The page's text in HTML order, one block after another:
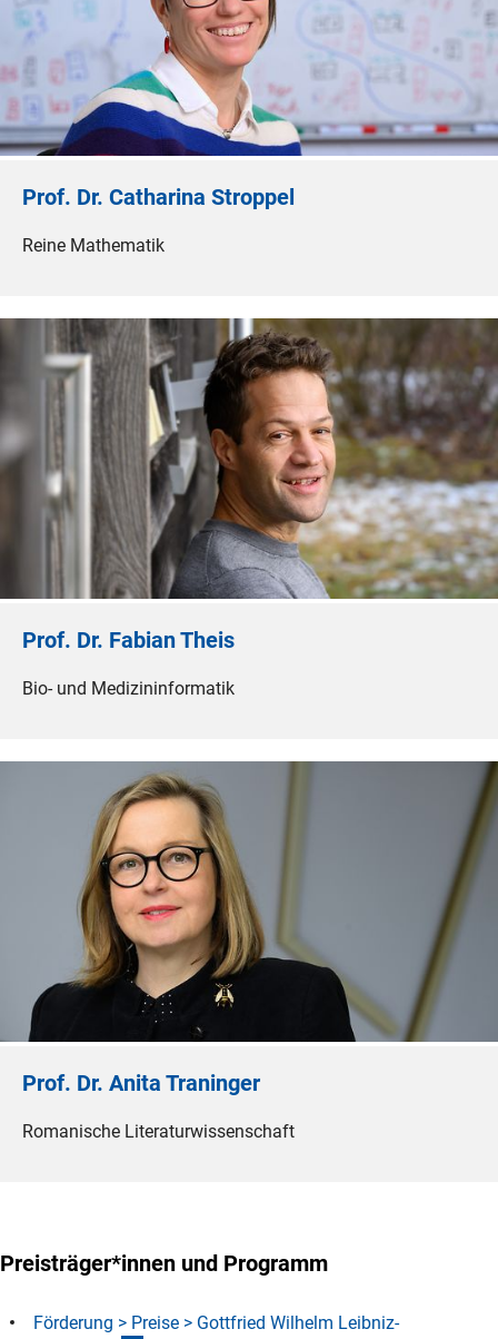
Prof. Dr. Catharina Stroppel
Reine Mathematik
Prof. Dr. Fabian Theis
Bio- und Medizininformatik
Prof. Dr. Anita Traninger
Romanische Literaturwissenschaft
Preisträger*innen und Programm
Förderung > Preise > Gottfried Wilhelm Leibniz-